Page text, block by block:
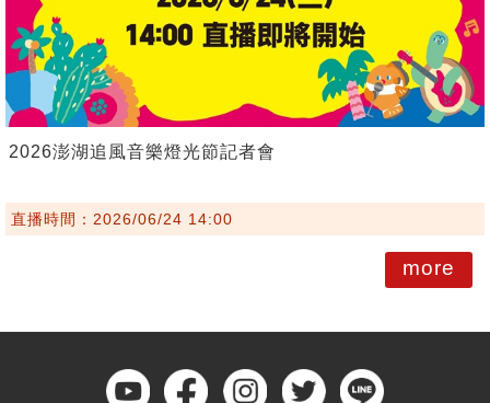
2026澎湖追風音樂燈光節記者會
直播時間：2026/06/24 14:00
more